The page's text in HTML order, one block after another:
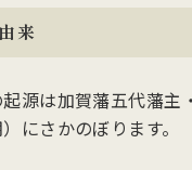
来
起源は加賀藩五代藩主
にさかのぼります。